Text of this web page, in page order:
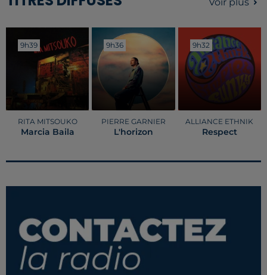
9h39
9h39
RITA MITSOUKO
Marcia Baila
9h36
9h36
PIERRE GARNIER
L'horizon
9h32
9h32
ALLIANCE ETHNIK
Respect